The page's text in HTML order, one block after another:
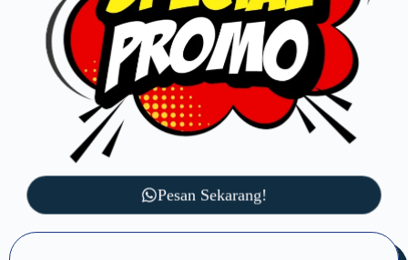
Pesan Sekarang!